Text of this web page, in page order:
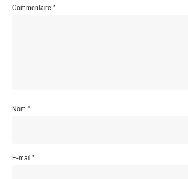
Commentaire*
Nom*
E-mail*